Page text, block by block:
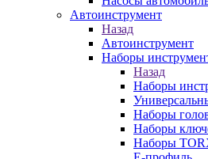
Автоинструмент
Назад
Автоинструмент
Наборы
Назад
Наборы
Наборы
Наборы
Наборы